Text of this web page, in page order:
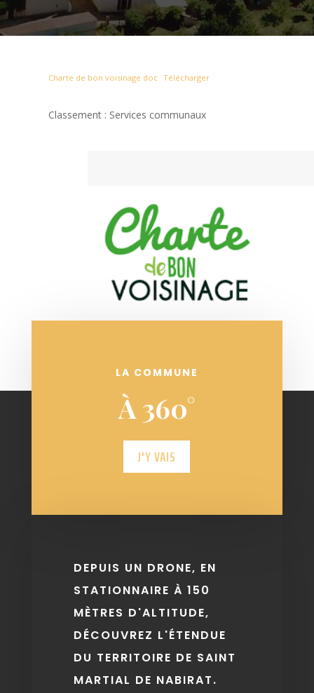
Charte de bon voisinage doc Télécharger
Classement : Services communaux
LA COMMUNE
À 360°
J'Y VAIS
DEPUIS UN DRONE, EN
STATIONNAIRE À 150
MÈTRES D'ALTITUDE,
DÉCOUVREZ L'ÉTENDUE
DU TERRITOIRE DE SAINT
MARTIAL DE NABIRAT.